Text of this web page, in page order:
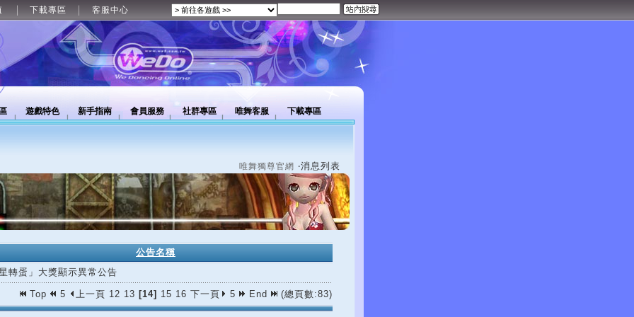
下載專區 客服中心
遊戲特色 新手指南 會員服務 社群專區 唯舞客服 下載專區
唯舞獨尊官網 ‧消息列表
公告名稱
轉蛋」大獎顯示異常公告
Top 5 上一頁 12 13 [14] 15 16 下一頁 5 End (總頁數:83)